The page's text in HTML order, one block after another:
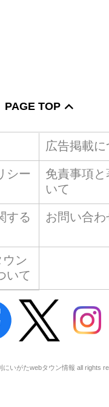
PAGE TOP
広告掲載に
シー
免責事項
いて
する
お問い合わ
ン
いて
にいがたwebタウン情報 all rights